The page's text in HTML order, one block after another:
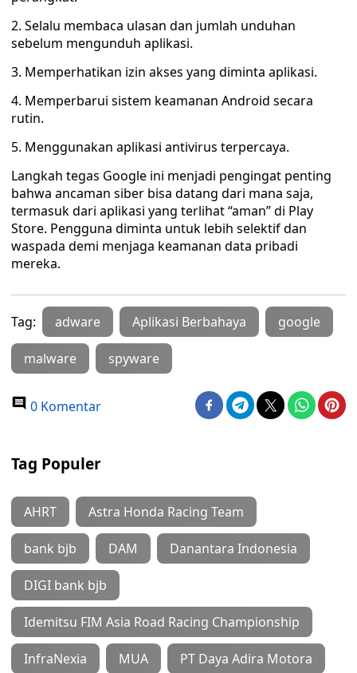
2. Selalu membaca ulasan dan jumlah unduhan
sebelum mengunduh aplikasi.
3. Memperhatikan izin akses yang diminta aplikasi.
4. Memperbarui sistem keamanan Android secara
rutin.
5. Menggunakan aplikasi antivirus terpercaya.
Langkah tegas Google ini menjadi pengingat penting
bahwa ancaman siber bisa datang dari mana saja,
termasuk dari aplikasi yang terlihat “aman” di Play
Store. Pengguna diminta untuk lebih selektif dan
waspada demi menjaga keamanan data pribadi
mereka.
Tag: adware Aplikasi Berbahaya google
malware spyware
0 Komentar
Tag Populer
AHRT Astra Honda Racing Team
bank bjb DAM Danantara Indonesia
DIGI bank bjb
Idemitsu FIM Asia Road Racing Championship
InfraNexia MUA PT Daya Adira Motora